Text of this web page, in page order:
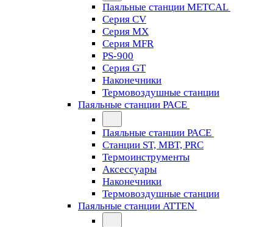
Паяльные станции METCAL
Серия CV
Серия MX
Серия MFR
PS-900
Серия GT
Наконечники
Термовоздушные станции
Паяльные станции PACE
Паяльные станции PACE
Станции ST, MBT, PRC
Термоинструменты
Аксессуары
Наконечники
Термовоздушные станции
Паяльные станции ATTEN